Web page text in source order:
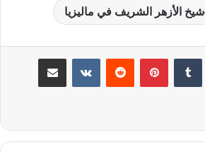
شيخ الأزهر الشريف في ماليزيا
لينكدإن بينتيريست